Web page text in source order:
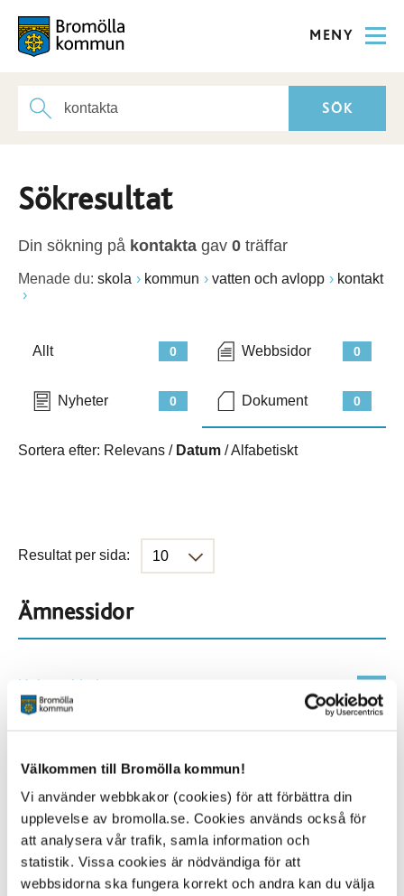
Välkommen till Bromölla kommun!
Vi använder webbkakor (cookies) för att förbättra din
upplevelse av bromolla.se. Cookies används också för
att analysera vår trafik, samla information och
statistik. Vissa cookies är nödvändiga för att
webbsidorna ska fungera korrekt och andra kan du välja
MENY
Sökresultat
Din sökning på kontakta gav 0 träffar
Menade du: skola kommun vatten och avlopp kontakt
0
Allt 0
Webbsidor
0
Nyheter 0
Dokument
Sortera efter: Relevans / Datum /Alfabetiskt
Resultat per sida:
Ämnessidor
Hela webbplatsen
901
Alla platser